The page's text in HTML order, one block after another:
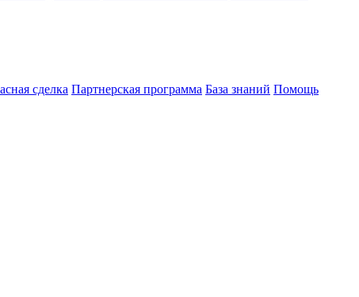
сделка Партнерская программа База знаний Помощь